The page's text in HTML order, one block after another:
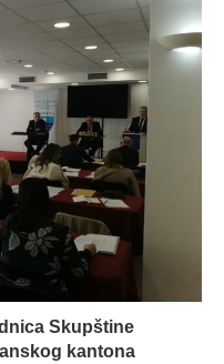
Skupštine
kantona